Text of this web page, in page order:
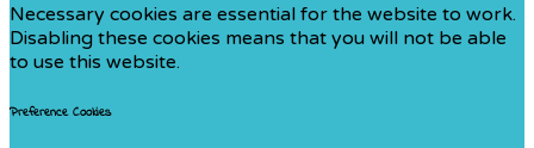
Necessary cookies are essential for the website to work.
Disabling these cookies means that you will not be able
to use this website.
Preference Cookies